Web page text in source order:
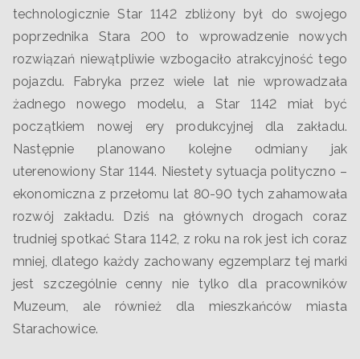
technologicznie Star 1142 zbliżony był do swojego
poprzednika Stara 200 to wprowadzenie nowych
rozwiązań niewątpliwie wzbogaciło atrakcyjność tego
pojazdu. Fabryka przez wiele lat nie wprowadzała
żadnego nowego modelu, a Star 1142 miał być
początkiem nowej ery produkcyjnej dla zakładu.
Następnie planowano kolejne odmiany jak
uterenowiony Star 1144. Niestety sytuacja polityczno –
ekonomiczna z przełomu lat 80-90 tych zahamowała
rozwój zakładu. Dziś na głównych drogach coraz
trudniej spotkać Stara 1142, z roku na rok jest ich coraz
mniej, dlatego każdy zachowany egzemplarz tej marki
jest szczególnie cenny nie tylko dla pracowników
Muzeum, ale również dla mieszkańców miasta
Starachowice.